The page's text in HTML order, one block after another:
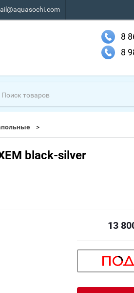
8
8
black-silver
13